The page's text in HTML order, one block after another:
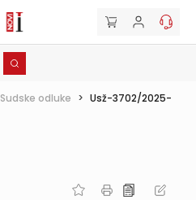
Sudske odluke > Usž-3702/2025-